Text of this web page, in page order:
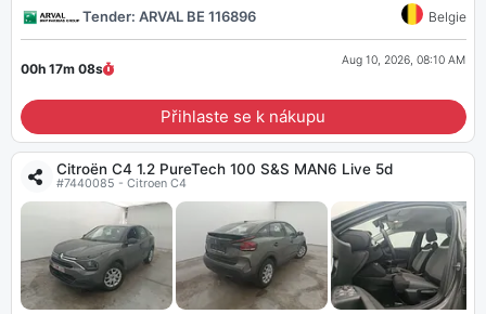
Tender: ARVAL BE 116896 Belgie
00h 17m 07s
Aug 10, 2026, 08:10 AM
Přihlaste se k nákupu
Citroën C4 1.2 PureTech 100 S&S MAN6 Live 5d
#7440085 - Citroen C4